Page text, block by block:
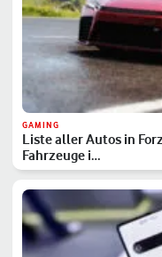
GAMING
Liste aller Autos in
Fahrzeuge i…